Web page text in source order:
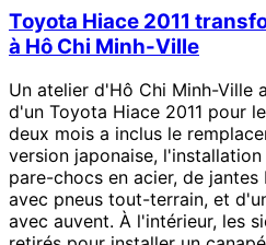
Toyota Hiace 2011
à Hô Chi Minh-Ville
Un atelier d'Hô Chi Minh-Ville
d'un Toyota Hiace 2011 pour
deux mois a inclus le
version japonaise,
pare-chocs en acier, de jantes
avec pneus tout-terrain, et
avec auvent. À l'intérieur, les